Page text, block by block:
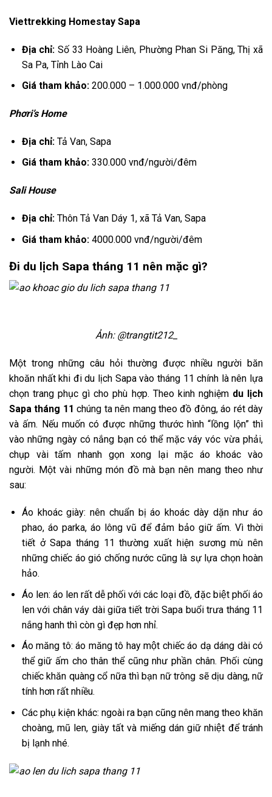
Viettrekking Homestay Sapa
Địa chỉ:Số 33 Hoàng Liên, Phường Phan Si Păng, Thị xã
Sa Pa, Tỉnh Lào Cai
Giá tham khảo:200.000 – 1.000.000 vnđ/phòng
Phơri’s Home
Địa chỉ:Tả Van, Sapa
Giá tham khảo:330.000 vnđ/người/đêm
Sali House
Địa chỉ:Thôn Tả Van Dáy 1, xã Tả Van, Sapa
Giá tham khảo:4000.000 vnđ/người/đêm
Đi du lịch Sapa tháng 11 nên mặc gì?
Ảnh: @trangtit212_
Một trong những câu hỏi thường được nhiều người băn
khoăn nhất khi đi du lịch Sapa vào tháng 11 chính là nên lựa
chọn trang phục gì cho phù hợp. Theo kinh nghiệm du lịch
Sapa tháng 11 chúng ta nên mang theo đồ đông, áo rét dày
và ấm. Nếu muốn có được những thước hình “lồng lộn” thì
vào những ngày có nắng bạn có thể mặc váy vóc vừa phải,
chụp vài tấm nhanh gọn xong lại mặc áo khoác vào
người. Một vài những món đồ mà bạn nên mang theo như
sau:
Áo khoác giày: nên chuẩn bị áo khoác dày dặn như áo
phao, áo parka, áo lông vũ để đảm bảo giữ ấm. Vì thời
tiết ở Sapa tháng 11 thường xuất hiện sương mù nên
những chiếc áo gió chống nước cũng là sự lựa chọn hoàn
hảo.
Áo len: áo len rất dễ phối với các loại đồ, đặc biệt phối áo
len với chân váy dài giữa tiết trời Sapa buổi trưa tháng 11
nắng hanh thì còn gì đẹp hơn nhỉ.
Áo măng tô: áo măng tô hay một chiếc áo dạ dáng dài có
thể giữ ấm cho thân thể cũng như phần chân. Phối cùng
chiếc khăn quàng cổ nữa thì bạn nữ trông sẽ dịu dàng, nữ
tính hơn rất nhiều.
Các phụ kiện khác: ngoài ra bạn cũng nên mang theo khăn
choàng, mũ len, giày tất và miếng dán giữ nhiệt để tránh
bị lạnh nhé.